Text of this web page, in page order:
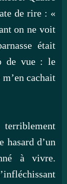
de rire : «
on ne voit
était
de vue : le
cachait
terriblement
hasard d’un
à vivre.